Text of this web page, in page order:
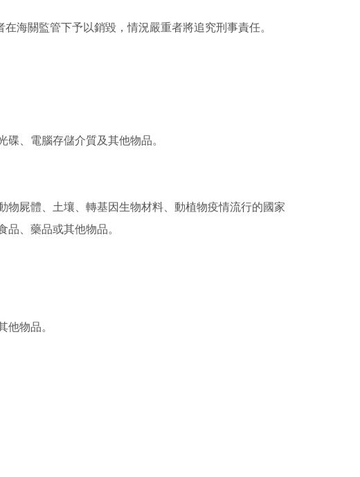
海關監管下予以銷毀，情況嚴重者將追究刑事責任。
、電腦存儲介質及其他物品。
屍體、土壤、轉基因生物材料、動植物疫情流行的國家
、藥品或其他物品。
他物品。